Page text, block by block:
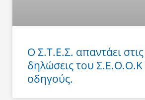
Ο Σ.Τ.Ε.Σ. απαντάει στις
δηλώσεις του Σ.Ε.Ο.Ο.Κ
οδηγούς.